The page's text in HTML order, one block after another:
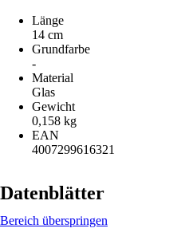
Länge
14 cm
Grundfarbe
-
Material
Glas
Gewicht
0,158 kg
EAN
4007299616321
Datenblätter
Bereich überspringen